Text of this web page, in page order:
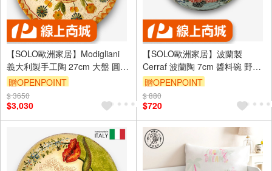
【SOLO歐洲家居】Modigliani
義大利製手工陶 27cm 大盤 圓盤
餐盤 FEV義式派對系列
贈OPENPOINT
$ 3650
$3,030
【SOLO歐洲家居】波蘭製
Cerraf 波蘭陶 7cm 醬料碗 野花
之歌系列
贈OPENPOINT
$ 880
$720